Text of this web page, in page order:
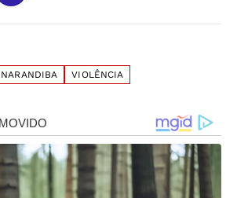
NARANDIBA VIOLÊNCIA